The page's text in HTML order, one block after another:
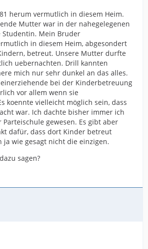
herum vermutlich in diesem Heim.
Mutter war in der nahegelegenen
Studentin. Mein Bruder
in diesem Heim, abgesondert
betreut. Unsere Mutter durfte
uebernachten. Drill kannten
mich nur sehr dunkel an das alles.
bei der Kinderbetreuung
vor allem wenn sie
koennte vielleicht möglich sein, dass
war. Ich dachte bisher immer ich
gewesen. Es gibt aber
dafür, dass dort Kinder betreut
ja wie gesagt nicht die einzigen.
sagen?